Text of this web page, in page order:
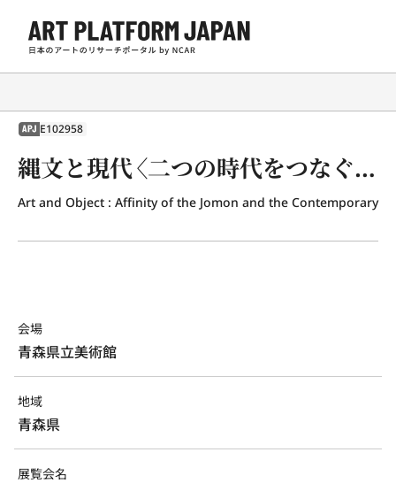
APJ E102958
縄文と現代〈二つの時代をつなぐ『かたち』と『こころ』〉
Art and Object : Affinity of the Jomon and the Contemporary
会場
青森県立美術館
地域
青森県
展覧会名